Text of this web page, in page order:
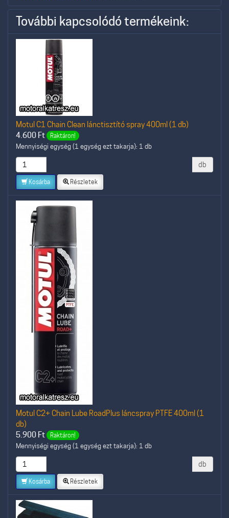
További kapcsolódó termékeink:
Motul C1 Chain Clean lánctisztító spray 400ml (1 db)
4.600 Ft Raktáron!
Mennyiségi egység (1 egység ezt takarja): 1 db
db
Kosárba Részletek
Motul C2+ Chain Lube RoadPlus láncspray PTFE 400ml (1
db)
5.900 Ft Raktáron!
Mennyiségi egység (1 egység ezt takarja): 1 db
db
Kosárba Részletek